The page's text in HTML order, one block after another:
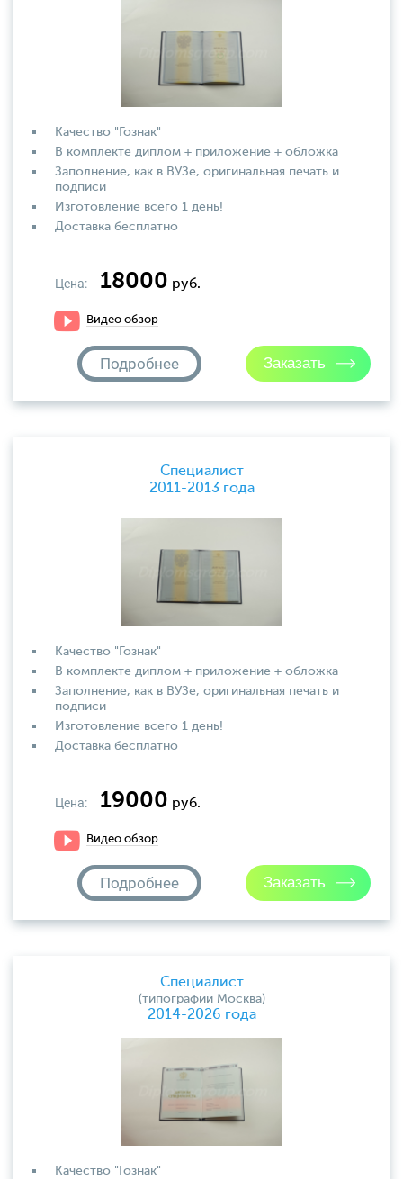
Качество "Гознак"
В комплекте диплом + приложение + обложка
Заполнение, как в ВУЗе, оригинальная печать и
подписи
Изготовление всего 1 день!
Доставка бесплатно
Цена: 18000 руб.
Видео обзор
Подробнее
Специалист
2011-2013 года
Качество "Гознак"
В комплекте диплом + приложение + обложка
Заполнение, как в ВУЗе, оригинальная печать и
подписи
Изготовление всего 1 день!
Доставка бесплатно
Цена: 19000 руб.
Видео обзор
Подробнее
Специалист
(типографии Москва)
2014-2026 года
Качество "Гознак"